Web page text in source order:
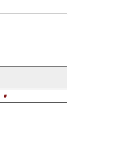
#